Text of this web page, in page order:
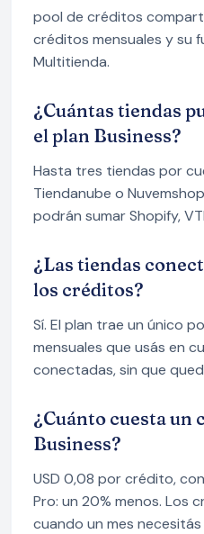
pool de créditos
créditos mensuales y su
Multitienda.
¿Cuántas tiendas
el plan Business?
Hasta tres tiendas por
Tiendanube o
podrán sumar Shopify,
¿Las tiendas
los créditos?
Sí. El plan trae un único
mensuales que usás en
conectadas, sin que
¿Cuánto cuesta un
Business?
USD 0,08 por crédito,
Pro: un 20% menos. Los
cuando un mes